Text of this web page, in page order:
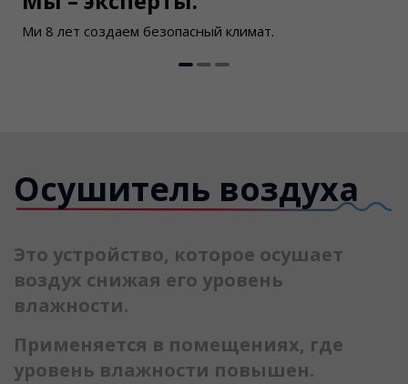
Ми 8 лет создаем безопасный климат.
Осушитель воздуха
Это устройство, которое осушает
воздух снижая его уровень
влажности.
Применяется в помещениях, где
уровень влажности повышен.